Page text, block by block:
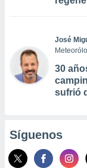
José
30
sufrió
Síguenos